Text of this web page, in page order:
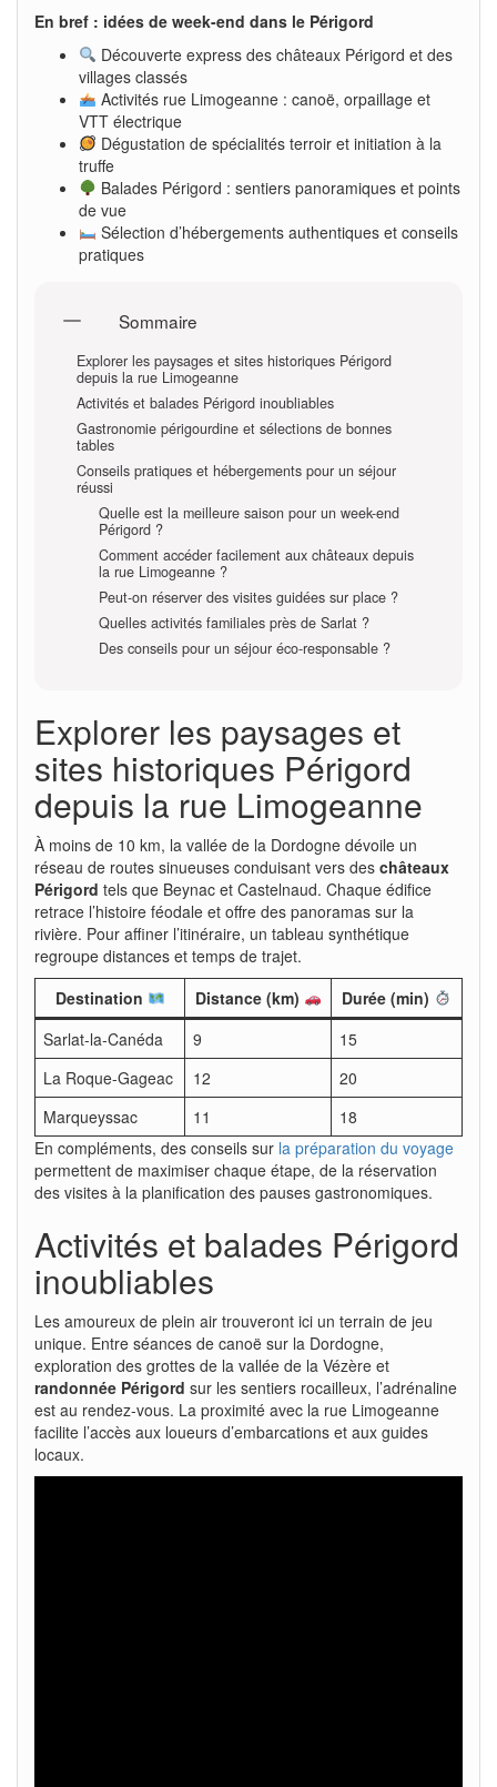
En bref : idées de week-end dans le Périgord
Découverte express des châteaux Périgord et des
villages classés
Activités rue Limogeanne : canoë, orpaillage et
VTT électrique
Dégustation de spécialités terroir et initiation à la
truffe
Balades Périgord : sentiers panoramiques et points
de vue
Sélection d’hébergements authentiques et conseils
pratiques
Sommaire
Explorer les paysages et sites historiques Périgord
depuis la rue Limogeanne
Activités et balades Périgord inoubliables
Gastronomie périgourdine et sélections de bonnes
tables
Conseils pratiques et hébergements pour un séjour
réussi
Quelle est la meilleure saison pour un week-end
Périgord ?
Comment accéder facilement aux châteaux depuis
la rue Limogeanne ?
Peut-on réserver des visites guidées sur place ?
Quelles activités familiales près de Sarlat ?
Des conseils pour un séjour éco-responsable ?
Explorer les paysages et
sites historiques Périgord
depuis la rue Limogeanne
À moins de 10 km, la vallée de la Dordogne dévoile un
réseau de routes sinueuses conduisant vers des châteaux
Périgord tels que Beynac et Castelnaud. Chaque édifice
retrace l’histoire féodale et offre des panoramas sur la
rivière. Pour affiner l’itinéraire, un tableau synthétique
regroupe distances et temps de trajet.
Destination
Distance (km)
Durée (min)
Sarlat-la-Canéda
9
15
La Roque-Gageac
12
20
Marqueyssac
11
18
En compléments, des conseils sur la préparation du voyage
permettent de maximiser chaque étape, de la réservation
des visites à la planification des pauses gastronomiques.
Activités et balades Périgord
inoubliables
Les amoureux de plein air trouveront ici un terrain de jeu
unique. Entre séances de canoë sur la Dordogne,
exploration des grottes de la vallée de la Vézère et
randonnée Périgord sur les sentiers rocailleux, l’adrénaline
est au rendez-vous. La proximité avec la rue Limogeanne
facilite l’accès aux loueurs d’embarcations et aux guides
locaux.